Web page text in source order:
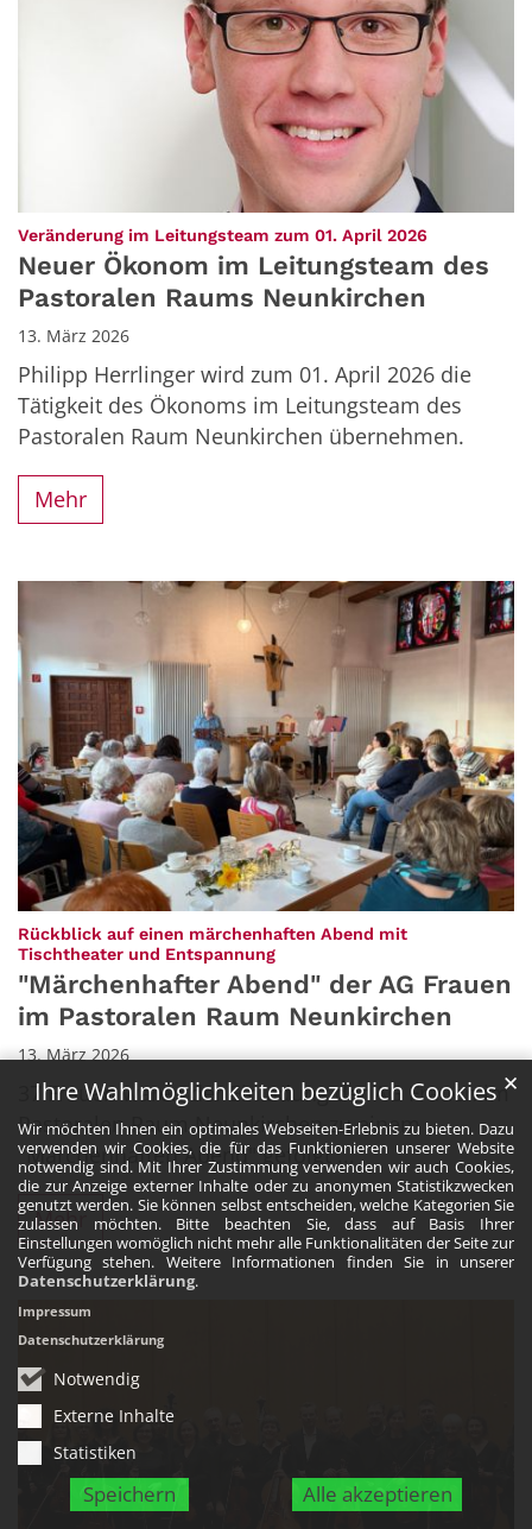
Ihre Wahlmöglichkeiten bezüglich Cookies
Wir möchten Ihnen ein optimales Webseiten-Erlebnis zu bieten. Dazu
verwenden wir Cookies, die für das Funktionieren unserer Website
notwendig sind. Mit Ihrer Zustimmung verwenden wir auch Cookies,
die zur Anzeige externer Inhalte oder zu anonymen Statistikzwecken
genutzt werden. Sie können selbst entscheiden, welche Kategorien Sie
zulassen möchten. Bitte beachten Sie, dass auf Basis Ihrer
Einstellungen womöglich nicht mehr alle Funktionalitäten der Seite zur
Verfügung stehen. Weitere Informationen finden Sie in unserer
Datenschutzerklärung.
Notwendig
Externe Inhalte
Statistiken
Speichern Alle akzeptieren
✕
Impressum
Datenschutzerklärung
Veränderung im Leitungsteam zum 01. April 2026
Neuer Ökonom im Leitungsteam des
Pastoralen Raums Neunkirchen
13. März 2026
Philipp Herrlinger wird zum 01. April 2026 die
Tätigkeit des Ökonoms im Leitungsteam des
Pastoralen Raum Neunkirchen übernehmen.
Mehr
Rückblick auf einen märchenhaften Abend mit
Tischtheater und Entspannung:
"Märchenhafter Abend" der AG Frauen
im Pastoralen Raum Neunkirchen
13. März 2026
37 Frauen waren der Einladung der AG Frauen im
Pastoralen Raum Neunkirchen zu einem
"Märchenhaften Abend" gefolgt ...
Mehr